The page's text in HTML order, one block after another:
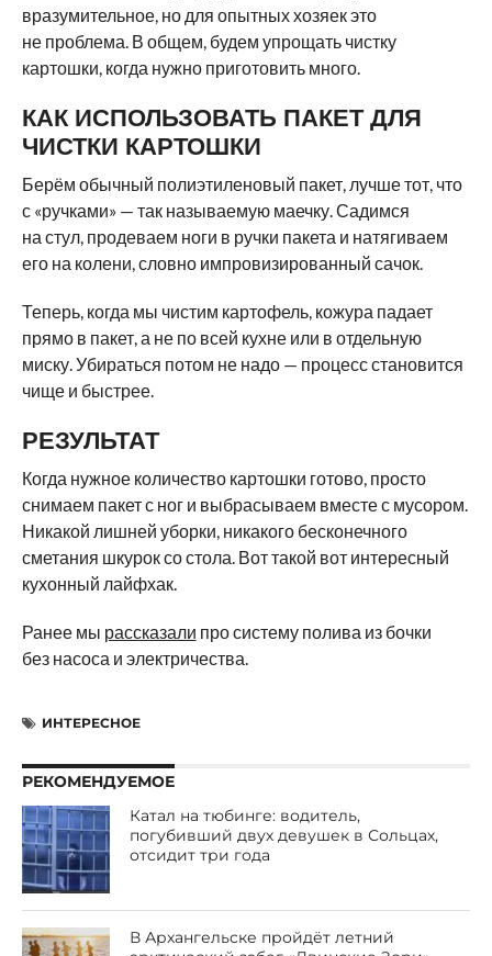
вразумительное, но для опытных хозяек это
не проблема. В общем, будем упрощать чистку
картошки, когда нужно приготовить много.
КАК ИСПОЛЬЗОВАТЬ ПАКЕТ ДЛЯ
ЧИСТКИ КАРТОШКИ
Берём обычный полиэтиленовый пакет, лучше тот, что
с «ручками» — так называемую маечку. Садимся
на стул, продеваем ноги в ручки пакета и натягиваем
его на колени, словно импровизированный сачок.
Теперь, когда мы чистим картофель, кожура падает
прямо в пакет, а не по всей кухне или в отдельную
миску. Убираться потом не надо — процесс становится
чище и быстрее.
РЕЗУЛЬТАТ
Когда нужное количество картошки готово, просто
снимаем пакет с ног и выбрасываем вместе с мусором.
Никакой лишней уборки, никакого бесконечного
сметания шкурок со стола. Вот такой вот интересный
кухонный лайфхак.
Ранее мы рассказали про систему полива из бочки
без насоса и электричества.
ИНТЕРЕСНОЕ
РЕКОМЕНДУЕМОЕ
Катал на тюбинге: водитель,
погубивший двух девушек в Сольцах,
отсидит три года
В Архангельске пройдёт летний